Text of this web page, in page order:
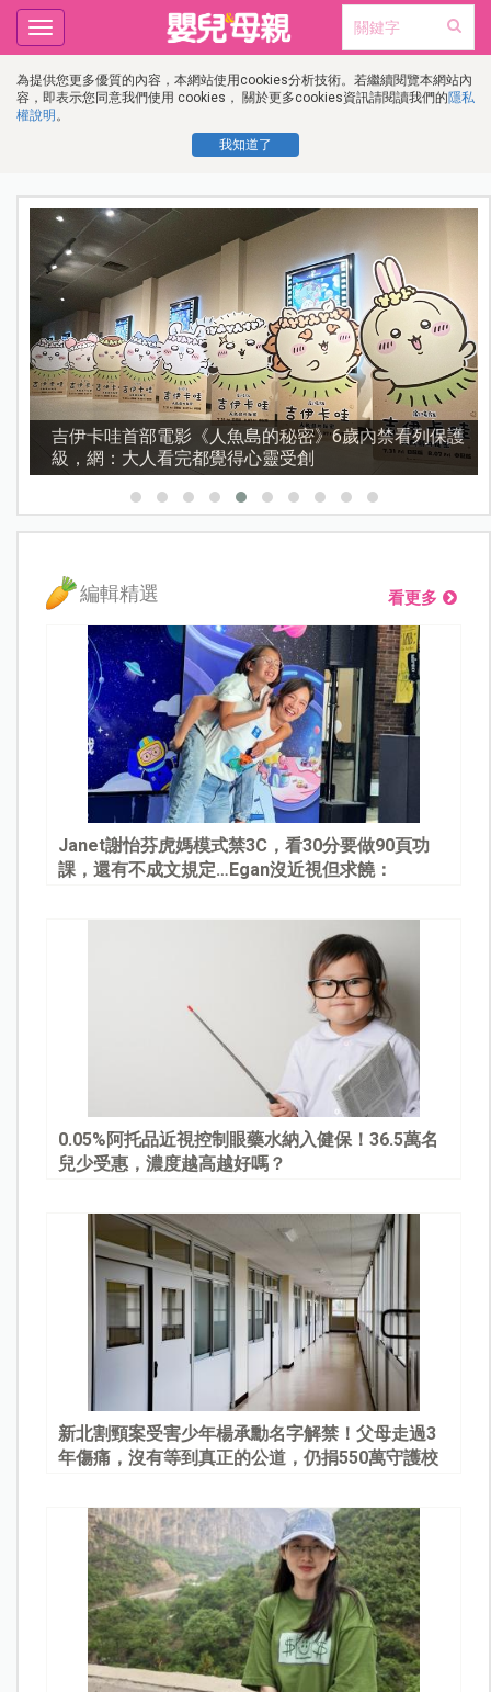
為提供您更多優質的內容，本網站使用cookies分析技術。若繼續閱覽本網站內
容，即表示您同意我們使用 cookies， 關於更多cookies資訊請閱讀我們的隱私
權說明 。
我知道了
Toggle
navigation
資優教育15問！師鐸獎名師陳宥妤：資優教育的核心，
不是成績而是讀懂孩子的心理準備度
編輯精選 看更多
Janet謝怡芬虎媽模式禁3C，看30分要做90頁功
課，還有不成文規定…Egan沒近視但求饒：
0.05%阿托品近視控制眼藥水納入健保！36.5萬名
兒少受惠，濃度越高越好嗎？
新北割頸案受害少年楊承勳名字解禁！父母走過3
年傷痛，沒有等到真正的公道，仍捐550萬守護校